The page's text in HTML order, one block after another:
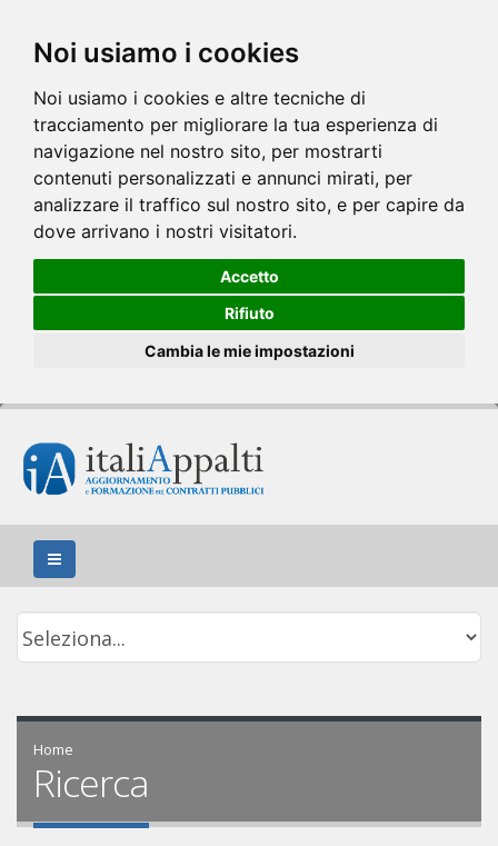
Noi usiamo i cookies
Noi usiamo i cookies e altre tecniche di
tracciamento per migliorare la tua esperienza di
navigazione nel nostro sito, per mostrarti
contenuti personalizzati e annunci mirati, per
analizzare il traffico sul nostro sito, e per capire da
dove arrivano i nostri visitatori.
Accetto
Rifiuto
Cambia le mie impostazioni
Home
Ricerca